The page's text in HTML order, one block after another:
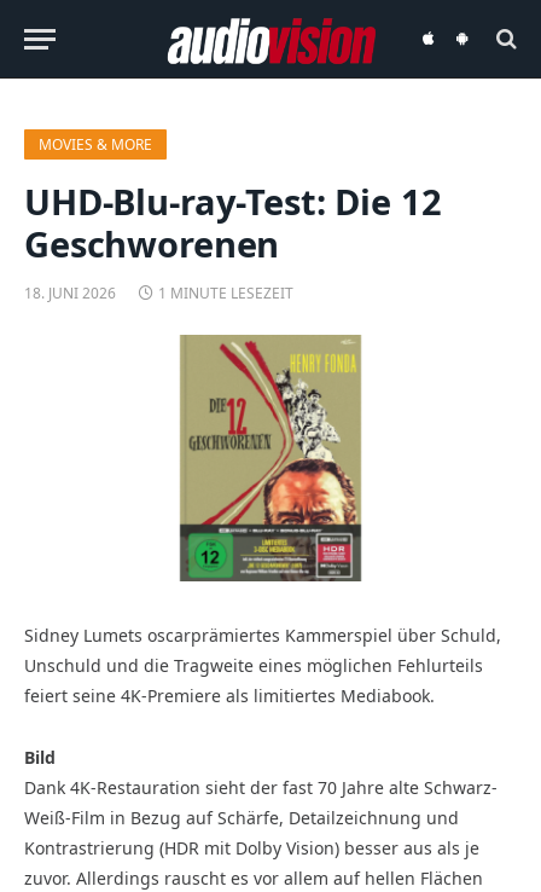
audiovisionaudiovision
MOVIES & MORE
UHD-Blu-ray-Test: Die 12
Geschworenen
18. JUNI 2026 1 MINUTE LESEZEIT
Sidney Lumets oscarprämiertes Kammerspiel über Schuld,
Unschuld und die Tragweite eines möglichen Fehlurteils
feiert seine 4K-Premiere als limitiertes Mediabook.
Bild
Dank 4K-Restauration sieht der fast 70 Jahre alte Schwarz-
Weiß-Film in Bezug auf Schärfe, Detailzeichnung und
Kontrastrierung (HDR mit Dolby Vision) besser aus als je
zuvor. Allerdings rauscht es vor allem auf hellen Flächen